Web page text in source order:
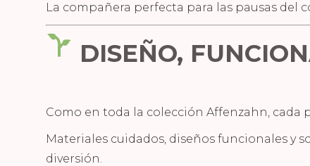
La compañera perfecta para las pausas del
DISEÑO,
Como en toda la colección Affenzahn,
Materiales cuidados, diseños funcionales y
diversión.